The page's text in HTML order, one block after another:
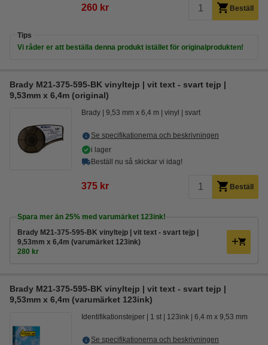
260 kr Beställ
Tips
Vi råder er att beställa denna produkt istället för originalprodukten!
Brady M21-375-595-BK vinyltejp | vit text - svart tejp |
9,53mm x 6,4m (original)
Brady 9,53 mm x 6,4 m vinyl svart
Se specifikationerna och beskrivningen
i lager
Beställ nu så skickar vi idag!
375 kr Beställ
Spara mer än 25% med varumärket 123ink!
Brady M21-375-595-BK vinyltejp | vit text - svart tejp |
9,53mm x 6,4m (varumärket 123ink)
280 kr
Brady M21-375-595-BK vinyltejp | vit text - svart tejp |
9,53mm x 6,4m (varumärket 123ink)
Identifikationstejper 1 st 123ink 6,4 m x 9,53 mm
Se specifikationerna och beskrivningen